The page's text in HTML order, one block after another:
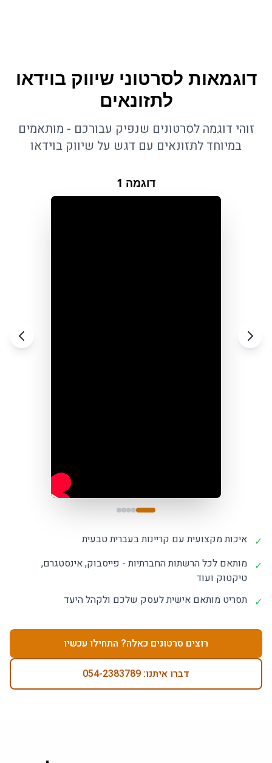
דוגמאות לסרטוני שיווק בוידאו
לתזונאים
זוהי דוגמה לסרטונים שנפיק עבורכם - מותאמים
במיוחד לתזונאים עם דגש על שיווק בוידאו
דוגמה 1
✓ איכות מקצועית עם קריינות בעברית טבעית
✓ מותאם לכל הרשתות החברתיות - פייסבוק, אינסטגרם,
טיקטוק ועוד
✓ תסריט מותאם אישית לעסק שלכם ולקהל היעד
רוצים סרטונים כאלה? התחילו עכשיו
דברו איתנו: 054-2383789